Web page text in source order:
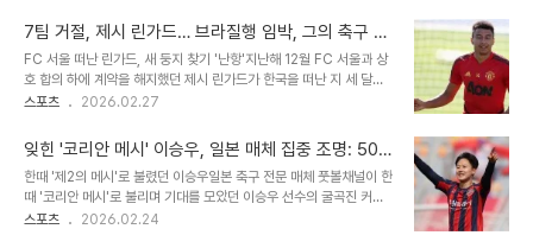
나, 협회는 결국 홍명보 감독을 ..
에서 프로 데뷔 후 유럽 무대에서 꾸준히 활약해왔습니다. 특히 2016
년 스완지 시티로 이적 당시 약 295억 원이라는 구단 역대 최고 이적
료를 기록하며 큰 주목을 받았습니다. 당시 그는 대한민국 국가대표 미
드필더 기성용과 함께 프리미어리그 무대를 누볐습니다. 스페인 리그
를 평정한 득점왕의 귀환잉글랜드 무대 이후 스페인으로 복귀한 보르
2021/22 시즌 세군다 디..
7팀 거절, 제시 린가드… 브라질행 임박, 그의 축구 여
정은 어디로?
FC 서울 떠난 린가드, 새 둥지 찾기 '난항'지난해 12월 FC 서울과 상
호 합의 하에 계약을 해지했던 제시 린가드가 한국을 떠난 지 세 달이
넘었지만 아직 새 소속팀을 찾지 못하고 있습니다. 2024년 2월 K리
남겼지만, 현재는 자유계약(FA) 신분으로 남아 있어 그의 다음 행보에
많은 관심이 쏠리고 있습니다. 브라질 세리에A 헤무, 린가드 영입 유
력영국 및 브라질 현지 보도에 따르면, 린가드의 차기 행선지는 브라질
세리에A의 헤무가 될 가능성이 높습니다. 브라질 매체 '글로부'는 "테
이블 위에 제안이 올라와 있으며, 최근 협상이 상당히 진전됐다"고 전
스포츠 2026.02.27
잊힌 '코리안 메시' 이승우, 일본 매체 집중 조명: 50
m 단독 골의 추억
한때 '제2의 메시'로 불렸던 이승우일본 축구 전문 매체 풋볼채널이 한
때 '코리안 메시'로 불리며 기대를 모았던 이승우 선수의 굴곡진 커리
어를 재조명했습니다. 리오넬 메시와 같은 작은 체구와 뛰어난 기술로
스포츠 2026.02.24